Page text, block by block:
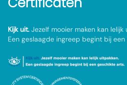
Kijk uit. Jezelf mooier maken kan lelijk
Een geslaagde ingreep begint bij